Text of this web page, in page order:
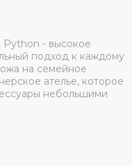
- высокое
подход к каждому
на семейное
ателье, которое
небольшими